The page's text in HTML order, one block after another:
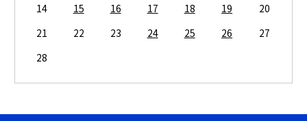
14
15 16 17 18 19
20
21
22 23 24 25 26
27
28